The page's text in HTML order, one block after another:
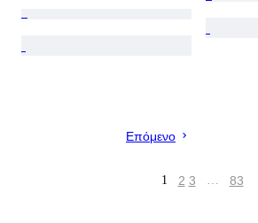
Επόμενο
1 2 3 … 83